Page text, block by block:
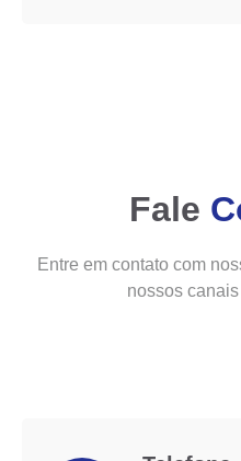
Fale
Entre em contato com
nossos